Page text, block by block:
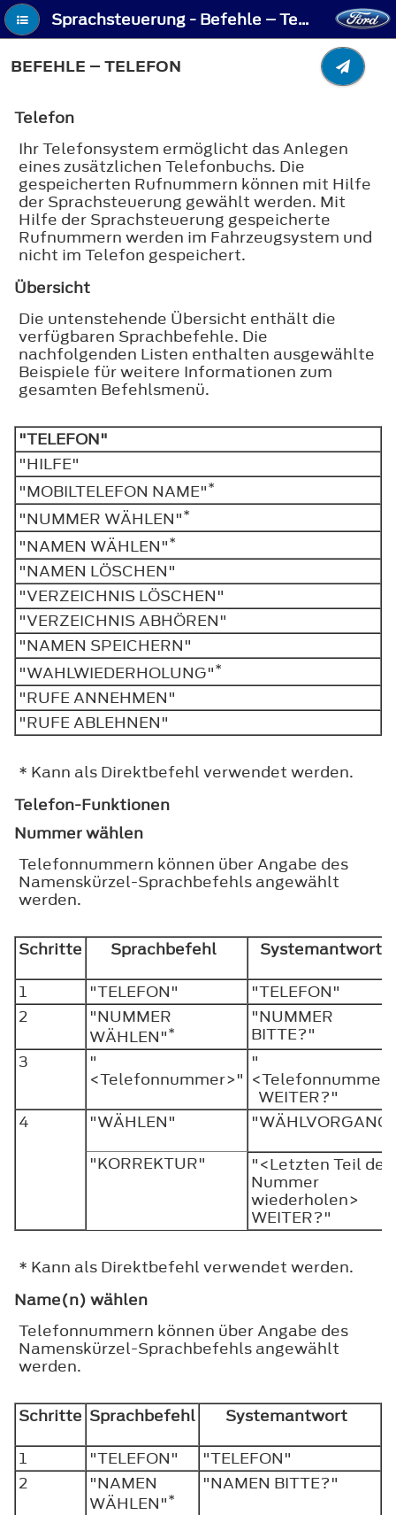
Sprachsteuerung - Befehle – Telefon
BEFEHLE – TELEFON
Telefon
Ihr Telefonsystem ermöglicht das Anlegen
eines zusätzlichen Telefonbuchs. Die
gespeicherten Rufnummern können mit Hilfe
der Sprachsteuerung gewählt werden. Mit
Hilfe der Sprachsteuerung gespeicherte
Rufnummern werden im Fahrzeugsystem und
nicht im Telefon gespeichert.
Übersicht
Die untenstehende Übersicht enthält die
verfügbaren Sprachbefehle. Die
nachfolgenden Listen enthalten ausgewählte
Beispiele für weitere Informationen zum
gesamten Befehlsmenü.
"TELEFON"
"HILFE"
"MOBILTELEFON NAME"*
"NUMMER WÄHLEN"*
"NAMEN WÄHLEN"*
"NAMEN LÖSCHEN"
"VERZEICHNIS LÖSCHEN"
"VERZEICHNIS ABHÖREN"
"NAMEN SPEICHERN"
"WAHLWIEDERHOLUNG"*
"RUFE ANNEHMEN"
"RUFE ABLEHNEN"
* Kann als Direktbefehl verwendet werden.
Telefon-Funktionen
Nummer wählen
Telefonnummern können über Angabe des
Namenskürzel-Sprachbefehls angewählt
werden.
Schritte Sprachbefehl
Systemantwort
1
"TELEFON"
"TELEFON"
2
"NUMMER
WÄHLEN"*
"NUMMER
BITTE?"
3
"
<Telefonnummer>"
"
WEITER?"
4
"WÄHLEN"
"KORREKTUR"
"<Letzten Teil der
Nummer
wiederholen>
WEITER?"
* Kann als Direktbefehl verwendet werden.
Name(n) wählen
Telefonnummern können über Angabe des
Namenskürzel-Sprachbefehls angewählt
werden.
Schritte Sprachbefehl
Systemantwort
1
"TELEFON"
"TELEFON"
2
"NAMEN
WÄHLEN"*
"NAMEN BITTE?"